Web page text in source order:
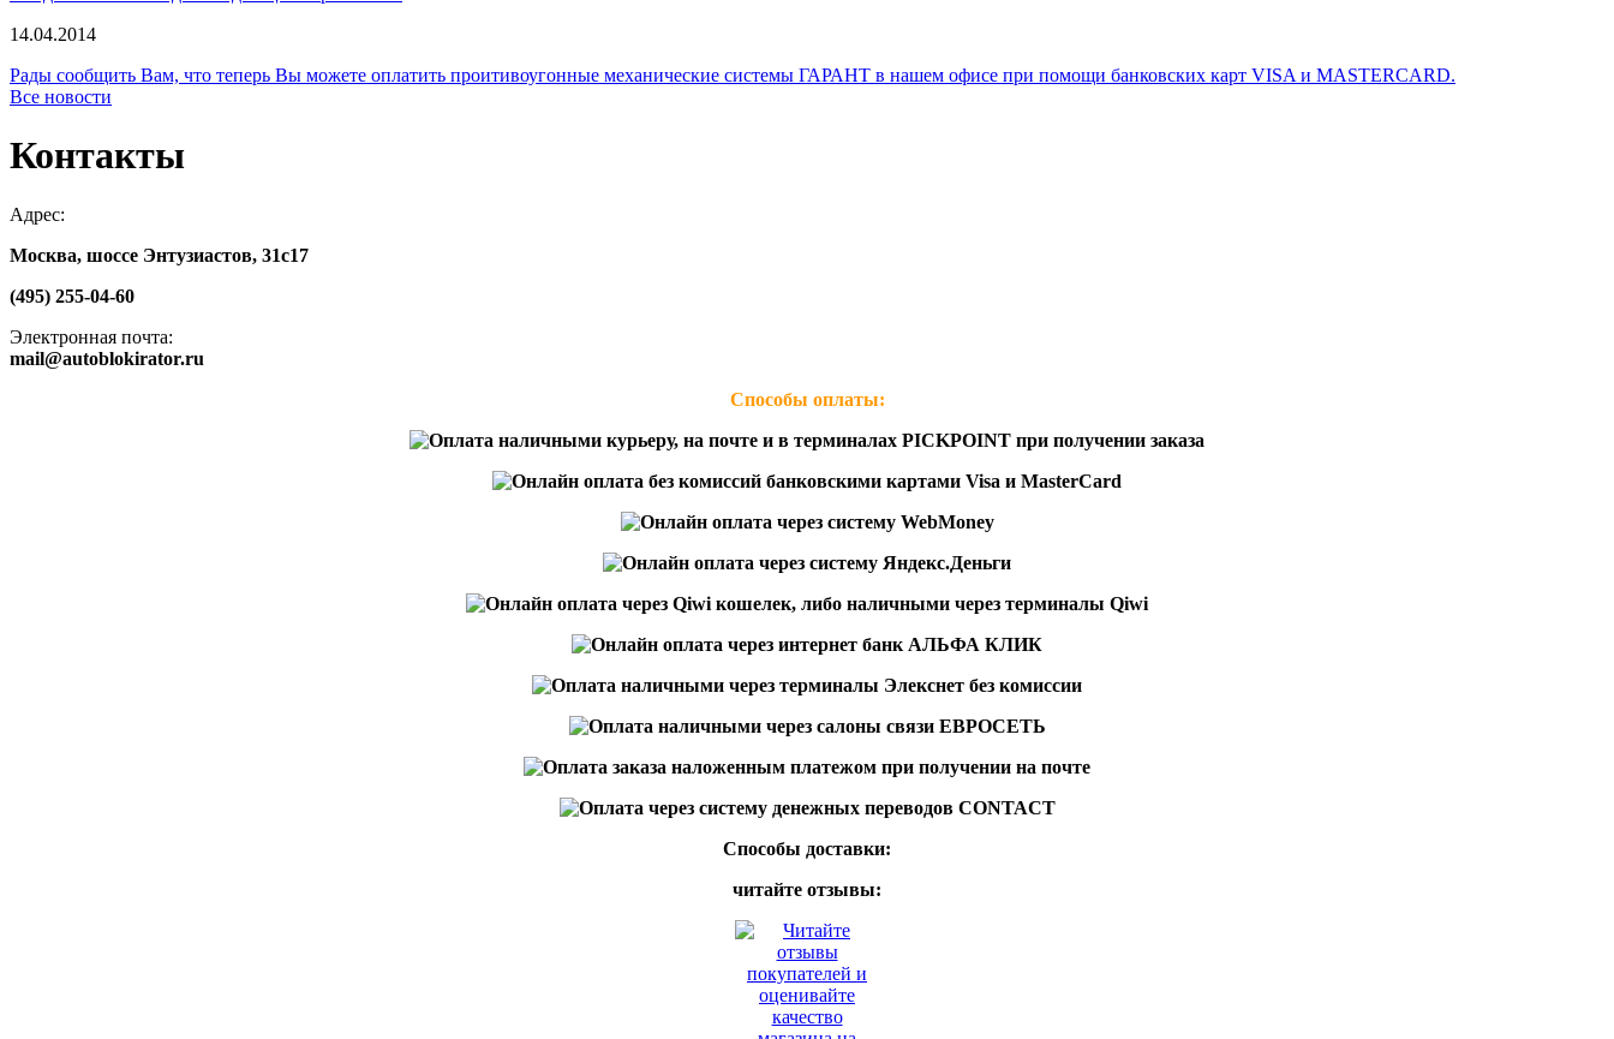
14.04.2014
Рады сообщить Вам, что теперь Вы можете оплатить проитивоугонные механические системы ГАРАНТ в нашем офисе при помощи банковских карт VISA и MASTERCARD.
Все новости
Контакты
Адрес:
Москва, шоссе Энтузиастов, 31с17
(495) 255-04-60
Электронная почта:
mail@autoblokirator.ru
Способы оплаты:
Способы доставки:
читайте отзывы: